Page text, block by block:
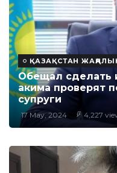
ҚАЗАҚСТАН
Обещал сделать
акима проверят
супруги
17 May, 2024 4,227